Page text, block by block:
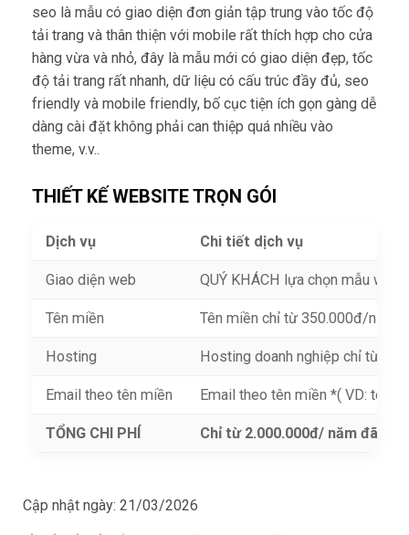
seo là mẫu có giao diện đơn giản tập trung vào tốc độ
tải trang và thân thiện với mobile rất thích hợp cho cửa
hàng vừa và nhỏ, đây là mẫu mới có giao diện đẹp, tốc
độ tải trang rất nhanh, dữ liệu có cấu trúc đầy đủ, seo
friendly và mobile friendly, bố cục tiện ích gọn gàng dễ
dàng cài đặt không phải can thiệp quá nhiều vào
theme, v.v..
THIẾT KẾ WEBSITE TRỌN GÓI
Dịch vụ Chi tiết dịch vụ
Giao diện web QUÝ KHÁCH lựa chọn mẫu
Tên miền Tên miền chỉ từ 350.000đ/năm
Hosting Hosting doanh nghiệp chỉ từ
Email theo tên miền Email theo tên miền *( VD:
TỔNG CHI PHÍ Chỉ từ 2.000.000đ/ năm đã
Cập nhật ngày: 21/03/2026